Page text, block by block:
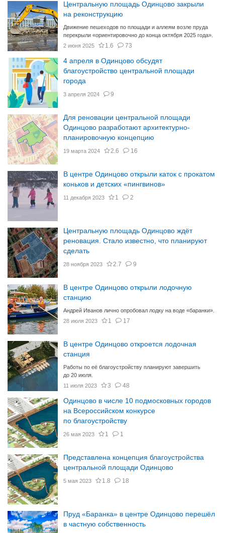
Центральную площадь Одинцово закрыли
на реконструкцию
Движение пешеходов по площади и аллеям возле пруда
перекрыли «ориентировочно до конца октября 2025 года».
2 июня 2025
1.6 73
4 апреля в Одинцово обсудят
благоустройство центральной площади
города
3 апреля 2024 9
Для реновации центральной площади
Одинцово разработают архитектурно-
планировочную концепцию
19 марта 2024 2.6 16
В центре Одинцово открыли каток с прокатом
коньков и детских «пингвинов»
11 декабря 2023 1 2
Центральную площадь Одинцово ждёт
реновация. Стало известно, что планируют
сделать
28 ноября 2023 2.7 9
В центре Одинцово открыли лодочную
станцию
Андрей Иванов лично опробовал лодку на воде «баранки».
28 июля 2023
1 17
В центре Одинцово откроется лодочная
станция
Работы по её благоустройству планируют завершить
до 20 июля.
11 июля 2023
3 48
Одинцово в числе 10 подмосковных городов
на Всероссийском конкурсе
по благоустройству
26 мая 2023 1 1
Представлена концепция благоустройства
центральной площади Одинцово
5 мая 2023 1.8 18
Пруд «Баранка» в центре Одинцово перешёл
в частную собственность